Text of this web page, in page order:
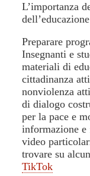
L’importanza
Preparare
Insegnanti e
materiali di
cittadinanza
nonviolenza
di dialogo
per la pace e
informazione e
video
trovare su
TikTok